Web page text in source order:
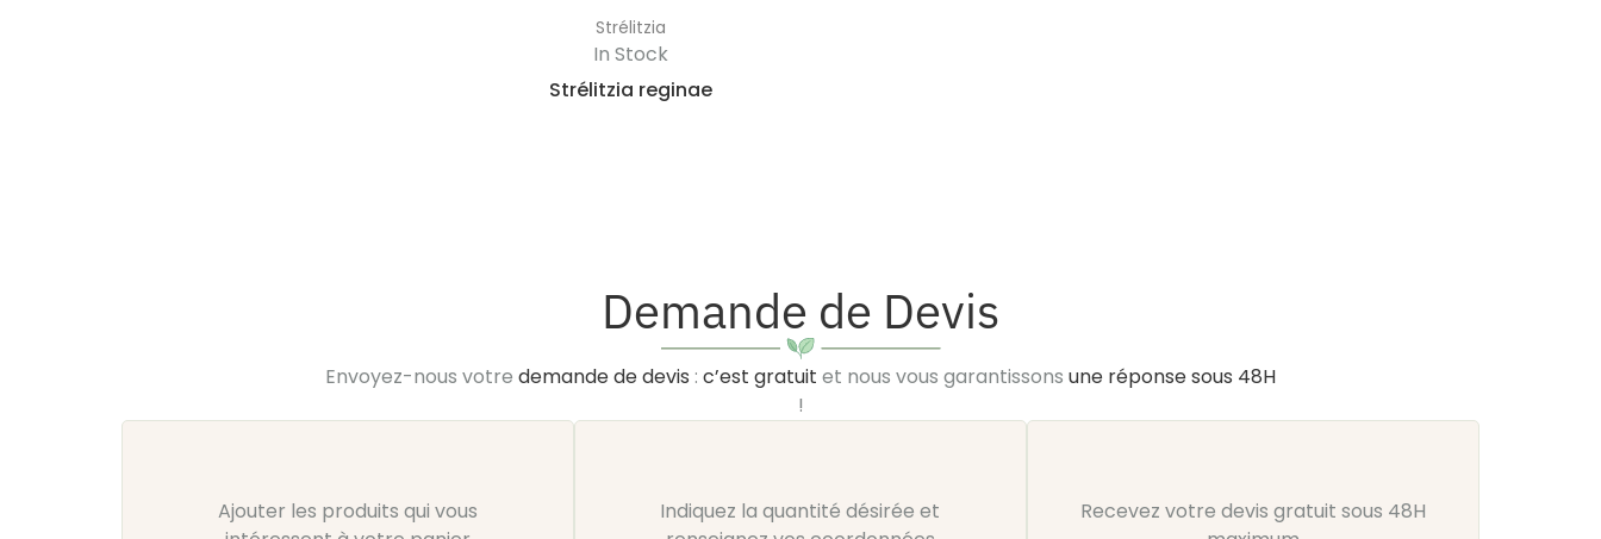
Strélitzia
In Stock
Strélitzia reginae
Demande de Devis
Envoyez-nous votre demande de devis : c’est gratuit et nous vous garantissons une réponse sous 48H
!
Ajouter les produits qui vous
Indiquez la quantité désirée et
Recevez votre devis gratuit sous 48H